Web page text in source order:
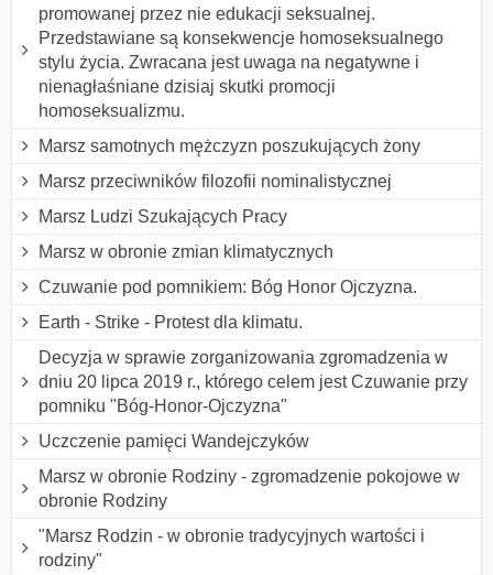
promowanej przez nie edukacji seksualnej.
Przedstawiane są konsekwencje homoseksualnego
stylu życia. Zwracana jest uwaga na negatywne i
nienagłaśniane dzisiaj skutki promocji
homoseksualizmu.
Marsz samotnych mężczyzn poszukujących żony
Marsz przeciwników filozofii nominalistycznej
Marsz Ludzi Szukających Pracy
Marsz w obronie zmian klimatycznych
Czuwanie pod pomnikiem: Bóg Honor Ojczyzna.
Earth - Strike - Protest dla klimatu.
Decyzja w sprawie zorganizowania zgromadzenia w
dniu 20 lipca 2019 r., którego celem jest Czuwanie przy
pomniku "Bóg-Honor-Ojczyzna"
Uczczenie pamięci Wandejczyków
Marsz w obronie Rodziny - zgromadzenie pokojowe w
obronie Rodziny
"Marsz Rodzin - w obronie tradycyjnych wartości i
rodziny"